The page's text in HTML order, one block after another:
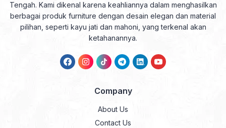
Tengah. Kami dikenal karena keahliannya dalam menghasilkan
berbagai produk furniture dengan desain elegan dan material
pilihan, seperti kayu jati dan mahoni, yang terkenal akan
ketahanannya.
Company
About Us
Contact Us